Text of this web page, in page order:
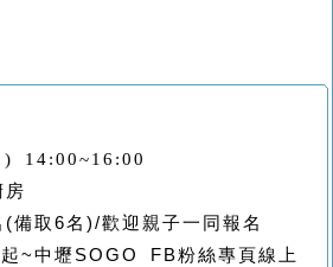
) 14:00~16:00
房
(備取 6名 )/歡迎親子一同報名
起~中壢SOGO FB粉絲專頁線上